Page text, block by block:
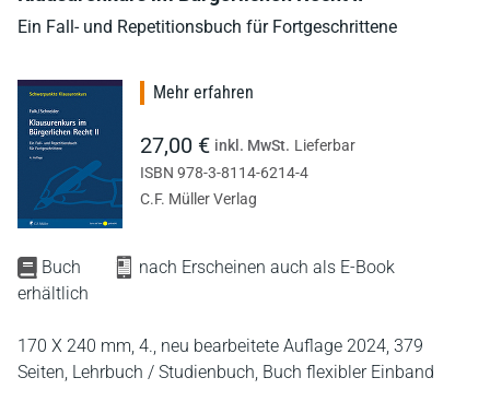
Ein Fall- und Repetitionsbuch für Fortgeschrittene
Buch
nach Erscheinen auch als E-Book
erhältlich
170 X 240 mm, 4., neu bearbeitete Auflage 2024, 379
Seiten, Lehrbuch / Studienbuch, Buch flexibler Einband
Mehr erfahren
27,00 € inkl. MwSt. Lieferbar
ISBN 978-3-8114-6214-4
C.F. Müller Verlag